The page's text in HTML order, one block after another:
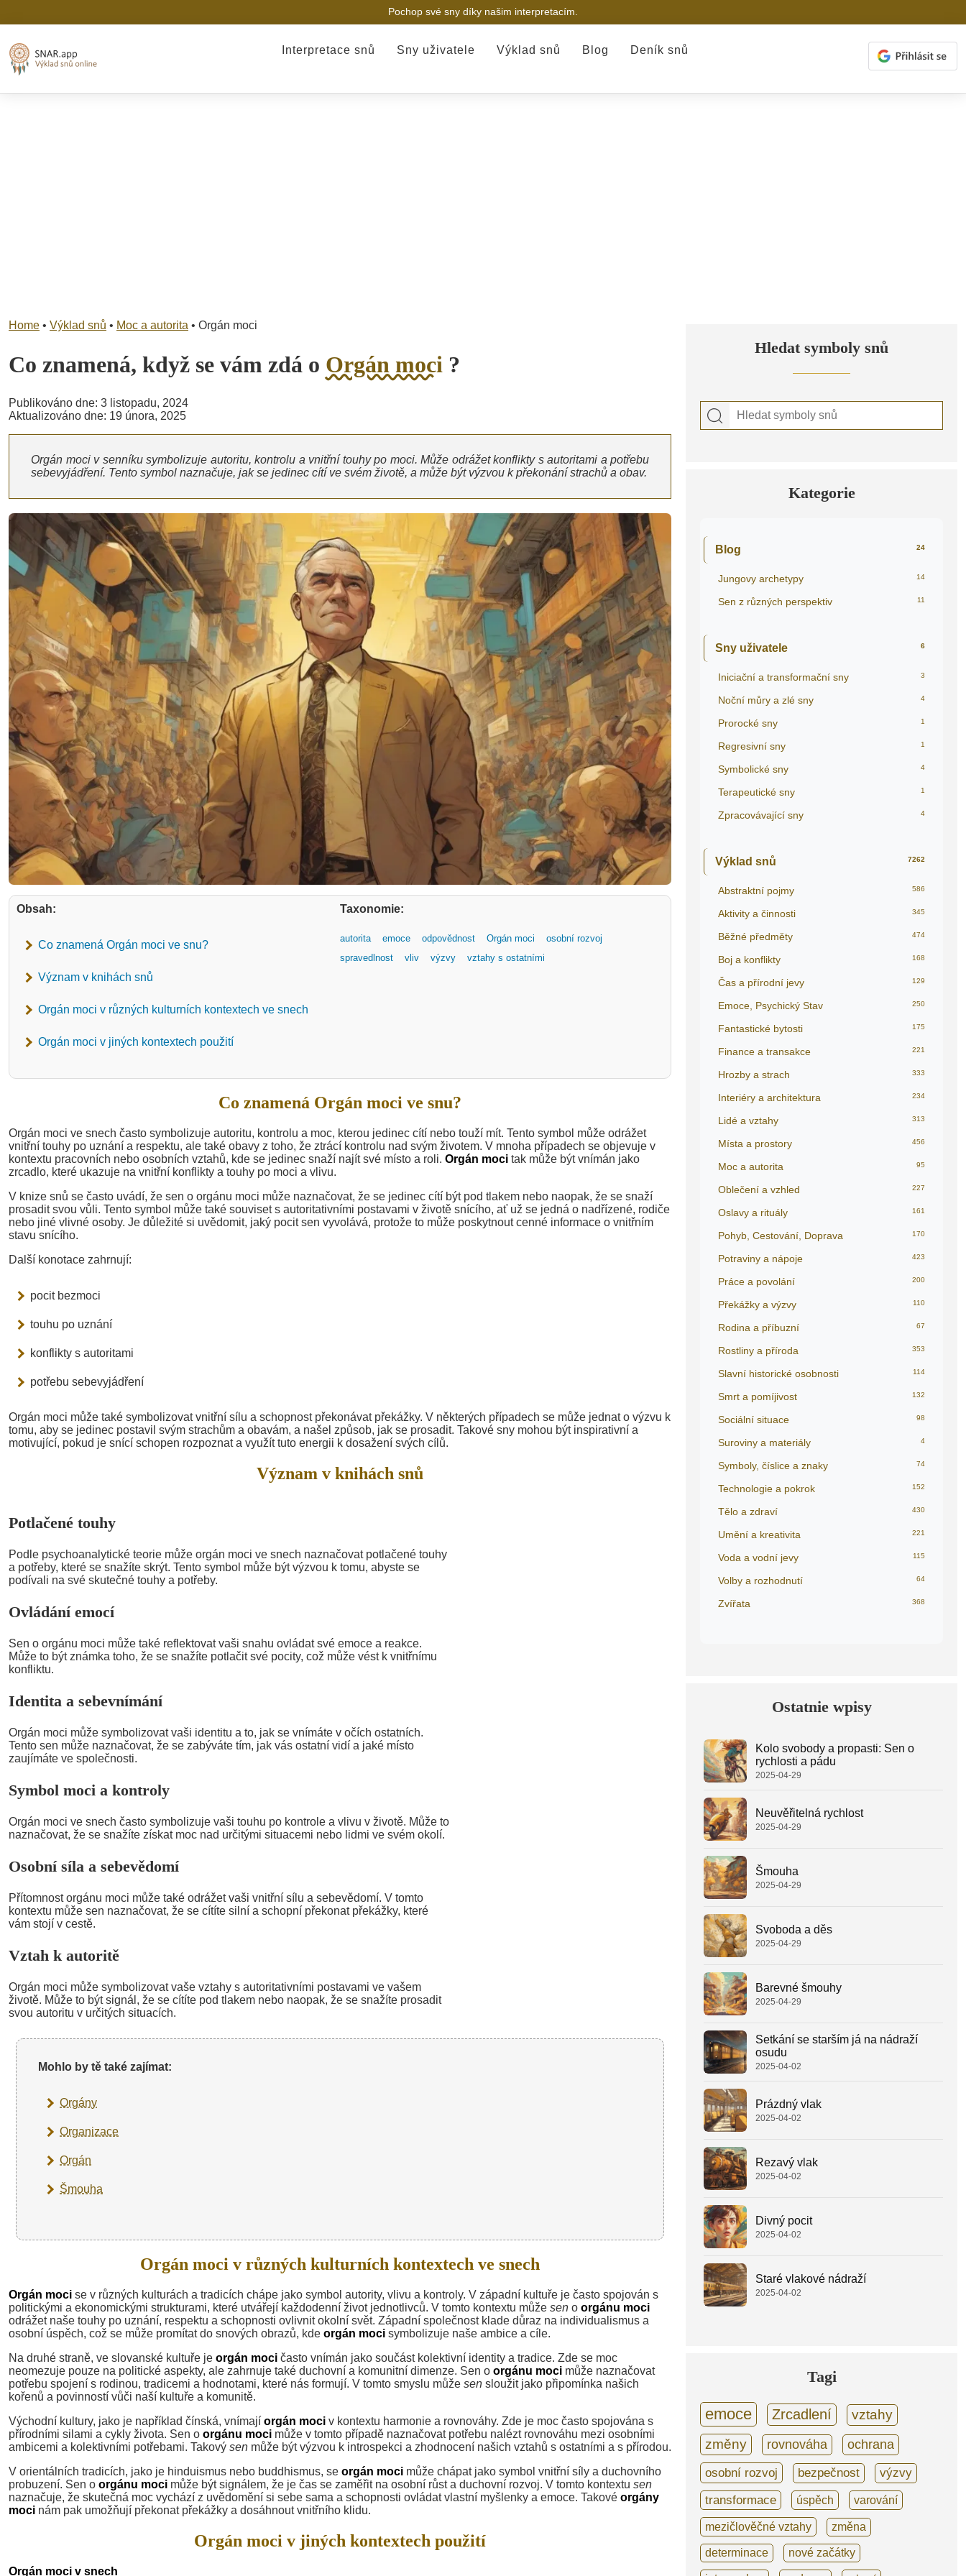
Pochop své sny díky našim interpretacím.
Interpretace snů Sny uživatele Výklad snů Blog Deník snů
Home • Výklad snů • Moc a autorita • Orgán moci
Co znamená, když se vám zdá o Orgán moci ?
Publikováno dne: 3 listopadu, 2024
Aktualizováno dne: 19 února, 2025
Orgán moci v senníku symbolizuje autoritu, kontrolu a vnitřní touhy po moci. Může odrážet konflikty s autoritami a potřebu
sebevyjádření. Tento symbol naznačuje, jak se jedinec cítí ve svém životě, a může být výzvou k překonání strachů a obav.
Obsah:
Co znamená Orgán moci ve snu?
Význam v knihách snů
Orgán moci v různých kulturních kontextech ve snech
Orgán moci v jiných kontextech použití
Taxonomie:
autorita emoce odpovědnost Orgán moci
osobní rozvoj
spravedlnost
vliv výzvy vztahy s ostatními
Co znamená Orgán moci ve snu?
Orgán moci ve snech často symbolizuje autoritu, kontrolu a moc, kterou jedinec cítí nebo touží mít. Tento symbol může odrážet
vnitřní touhy po uznání a respektu, ale také obavy z toho, že ztrácí kontrolu nad svým životem. V mnoha případech se objevuje v
kontextu pracovních nebo osobních vztahů, kde se jedinec snaží najít své místo a roli. Orgán moci tak může být vnímán jako
zrcadlo, které ukazuje na vnitřní konflikty a touhy po moci a vlivu.
V knize snů se často uvádí, že sen o orgánu moci může naznačovat, že se jedinec cítí být pod tlakem nebo naopak, že se snaží
prosadit svou vůli. Tento symbol může také souviset s autoritativními postavami v životě snícího, ať už se jedná o nadřízené, rodiče
nebo jiné vlivné osoby. Je důležité si uvědomit, jaký pocit sen vyvolává, protože to může poskytnout cenné informace o vnitřním
stavu snícího.
Další konotace zahrnují:
pocit bezmoci
touhu po uznání
konflikty s autoritami
potřebu sebevyjádření
Orgán moci může také symbolizovat vnitřní sílu a schopnost překonávat překážky. V některých případech se může jednat o výzvu k
tomu, aby se jedinec postavil svým strachům a obavám, a našel způsob, jak se prosadit. Takové sny mohou být inspirativní a
motivující, pokud je snící schopen rozpoznat a využít tuto energii k dosažení svých cílů.
Význam v knihách snů
Potlačené touhy
Podle psychoanalytické teorie může orgán moci ve snech naznačovat potlačené touhy
a potřeby, které se snažíte skrýt. Tento symbol může být výzvou k tomu, abyste se
podívali na své skutečné touhy a potřeby.
Ovládání emocí
Sen o orgánu moci může také reflektovat vaši snahu ovládat své emoce a reakce.
Může to být známka toho, že se snažíte potlačit své pocity, což může vést k vnitřnímu
konfliktu.
Identita a sebevnímání
Orgán moci může symbolizovat vaši identitu a to, jak se vnímáte v očích ostatních.
Tento sen může naznačovat, že se zabýváte tím, jak vás ostatní vidí a jaké místo
zaujímáte ve společnosti.
Symbol moci a kontroly
Orgán moci ve snech často symbolizuje vaši touhu po kontrole a vlivu v životě. Může to
naznačovat, že se snažíte získat moc nad určitými situacemi nebo lidmi ve svém okolí.
Osobní síla a sebevědomí
Přítomnost orgánu moci může také odrážet vaši vnitřní sílu a sebevědomí. V tomto
kontextu může sen naznačovat, že se cítíte silní a schopní překonat překážky, které
vám stojí v cestě.
Vztah k autoritě
Orgán moci může symbolizovat vaše vztahy s autoritativními postavami ve vašem
životě. Může to být signál, že se cítíte pod tlakem nebo naopak, že se snažíte prosadit
svou autoritu v určitých situacích.
Mohlo by tě také zajímat:
Orgány
Organizace
Orgán
Šmouha
Orgán moci v různých kulturních kontextech ve snech
Orgán moci se v různých kulturách a tradicích chápe jako symbol autority, vlivu a kontroly. V západní kultuře je často spojován s
politickými a ekonomickými strukturami, které utvářejí každodenní život jednotlivců. V tomto kontextu může sen o orgánu moci
odrážet naše touhy po uznání, respektu a schopnosti ovlivnit okolní svět. Západní společnost klade důraz na individualismus a
osobní úspěch, což se může promítat do snových obrazů, kde orgán moci symbolizuje naše ambice a cíle.
Na druhé straně, ve slovanské kultuře je orgán moci často vnímán jako součást kolektivní identity a tradice. Zde se moc
neomezuje pouze na politické aspekty, ale zahrnuje také duchovní a komunitní dimenze. Sen o orgánu moci může naznačovat
potřebu spojení s rodinou, tradicemi a hodnotami, které nás formují. V tomto smyslu může sen sloužit jako připomínka našich
kořenů a povinností vůči naší kultuře a komunitě.
Východní kultury, jako je například čínská, vnímají orgán moci v kontextu harmonie a rovnováhy. Zde je moc často spojována s
přírodními silami a cykly života. Sen o orgánu moci může v tomto případě naznačovat potřebu nalézt rovnováhu mezi osobními
ambicemi a kolektivními potřebami. Takový sen může být výzvou k introspekci a zhodnocení našich vztahů s ostatními a s přírodou.
V orientálních tradicích, jako je hinduismus nebo buddhismus, se orgán moci může chápat jako symbol vnitřní síly a duchovního
probuzení. Sen o orgánu moci může být signálem, že je čas se zaměřit na osobní růst a duchovní rozvoj. V tomto kontextu sen
naznačuje, že skutečná moc vychází z uvědomění si sebe sama a schopnosti ovládat vlastní myšlenky a emoce. Takové orgány
moci nám pak umožňují překonat překážky a dosáhnout vnitřního klidu.
Orgán moci v jiných kontextech použití
Orgán moci v snech
Hledat symboly snů
Kategorie
Blog 24
Jungovy archetypy 14
Sen z různých perspektiv 11
Sny uživatele 6
Iniciační a transformační sny 3
Noční můry a zlé sny 4
Prorocké sny 1
Regresivní sny 1
Symbolické sny 4
Terapeutické sny 1
Zpracovávající sny 4
Výklad snů 7262
Abstraktní pojmy 586
Aktivity a činnosti 345
Běžné předměty 474
Boj a konflikty 168
Čas a přírodní jevy 129
Emoce, Psychický Stav 250
Fantastické bytosti 175
Finance a transakce 221
Hrozby a strach 333
Interiéry a architektura 234
Lidé a vztahy 313
Místa a prostory 456
Moc a autorita 95
Oblečení a vzhled 227
Oslavy a rituály 161
Pohyb, Cestování, Doprava 170
Potraviny a nápoje 423
Práce a povolání 200
Překážky a výzvy 110
Rodina a příbuzní 67
Rostliny a příroda 353
Slavní historické osobnosti 114
Smrt a pomíjivost 132
Sociální situace 98
Suroviny a materiály 4
Symboly, číslice a znaky 74
Technologie a pokrok 152
Tělo a zdraví 430
Umění a kreativita 221
Voda a vodní jevy 115
Volby a rozhodnutí 64
Zvířata 368
Ostatnie wpisy
Kolo svobody a propasti: Sen o
rychlosti a pádu
2025-04-29
Neuvěřitelná rychlost
2025-04-29
Šmouha
2025-04-29
Svoboda a děs
2025-04-29
Barevné šmouhy
2025-04-29
Setkání se starším já na nádraží
osudu
2025-04-02
Prázdný vlak
2025-04-02
Rezavý vlak
2025-04-02
Divný pocit
2025-04-02
Staré vlakové nádraží
2025-04-02
Tagi
emoce Zrcadlení
vztahy
změny
rovnováha
ochrana
osobní rozvoj
bezpečnost výzvy
transformace úspěch varování
mezičlověčné vztahy změna
determinace nové začátky